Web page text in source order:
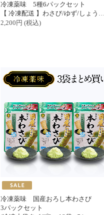
冷凍薬味 5種6パックセット
【 冷凍配送 】わさび/ゆず/しょうが/にんにく/ゆず胡椒 各１パック＋わさび１パック
2,200 円 (税込)
冷凍薬味 国産おろし本わさび
3パックセット